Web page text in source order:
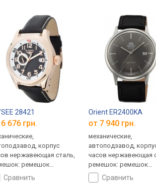
28421
676 грн.
корпус
нержавеющая сталь,
ремешок
WR 50, Германия
сравнить
Orient ER2400KA
от 7 940 грн.
механические,
автоподзавод,
часов нержавеющая
ремешок: ремешок
кожаный, WR 30,
сравнить